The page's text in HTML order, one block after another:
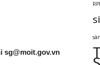
sg@moit.gov.vn